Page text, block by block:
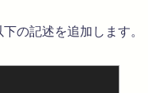
の記述を追加します。